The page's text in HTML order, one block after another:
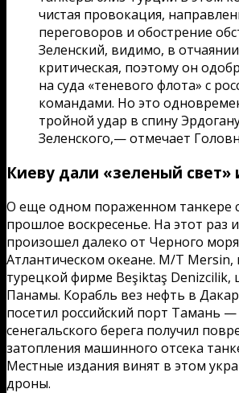
чистая провокация,
переговоров и обострение
Зеленский, видимо, в
критическая, поэтому он
на суда «теневого флота» с
командами. Но это
тройной удар в спину
Зеленского,— отмечает
Киеву дали «зеленый свет»
О еще одном пораженном танкере
прошлое воскресенье. На этот раз
произошел далеко от Черного
Атлантическом океане. M/T
турецкой фирме Beşiktaş Denizcilik,
Панамы. Корабль вез нефть в
посетил российский порт Тамань —
сенегальского берега получил
затопления машинного отсека
Местные издания винят в этом
дроны.